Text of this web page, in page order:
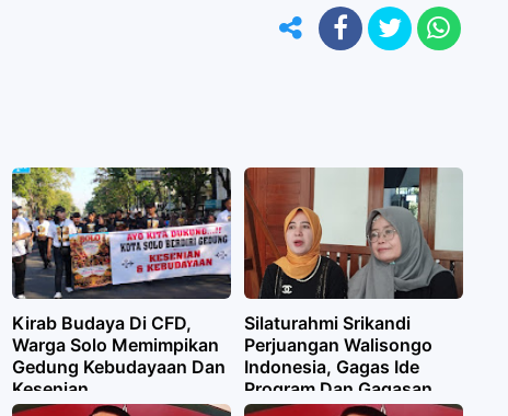
Kirab Budaya Di CFD,
Warga Solo Memimpikan
Gedung Kebudayaan Dan
Kesenian
Silaturahmi Srikandi
Perjuangan Walisongo
Indonesia, Gagas Ide
Program Dan Gagasan